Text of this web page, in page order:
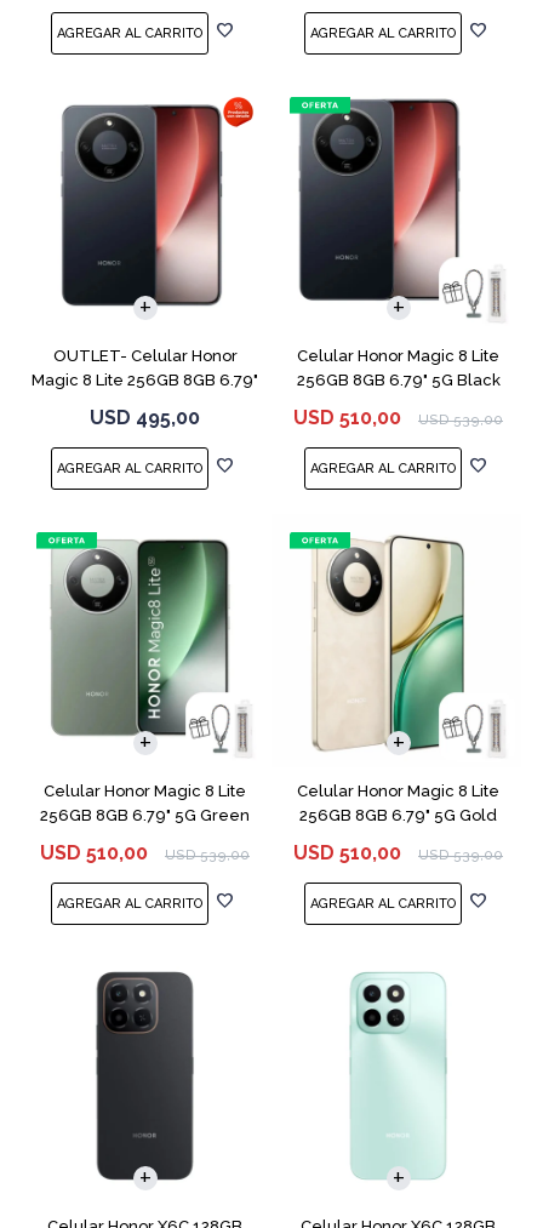
OUTLET- Celular Honor
Magic 8 Lite 256GB 8GB 6.79"
USD 495,00
Celular Honor Magic 8 Lite
256GB 8GB 6.79" 5G Black
USD 510,00 USD 539,00
COMPARAR
Celular Honor Magic 8 Lite
256GB 8GB 6.79" 5G Green
USD 510,00 USD 539,00
COMPARAR
Celular Honor Magic 8 Lite
256GB 8GB 6.79" 5G Gold
USD 510,00 USD 539,00
COMPARAR
COMPARAR COMPARAR